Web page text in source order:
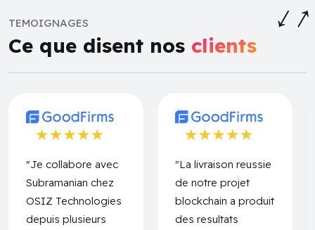
TEMOIGNAGES
Ce que disent nos clients
"Je collabore avec
Subramanian chez
OSIZ Technologies
depuis plusieurs
"La livraison reussie
de notre projet
blockchain a produit
des resultats